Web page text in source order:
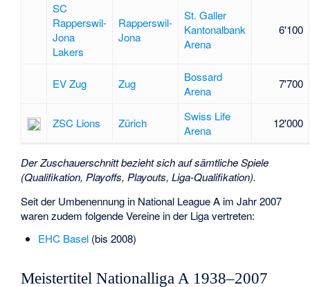
SC
Rapperswil-
Jona
Lakers
Rapperswil-
Jona
St. Galler
Kantonalbank
Arena
6'100
EV Zug Zug
Bossard
Arena
7'700
ZSC Lions Zürich
Swiss Life
Arena
12'000
Der Zuschauerschnitt bezieht sich auf sämtliche Spiele
(Qualifikation, Playoffs, Playouts, Liga-Qualifikation).
Seit der Umbenennung in National League A im Jahr 2007
waren zudem folgende Vereine in der Liga vertreten:
EHC Basel(bis 2008)
Meistertitel Nationalliga A 1938–2007